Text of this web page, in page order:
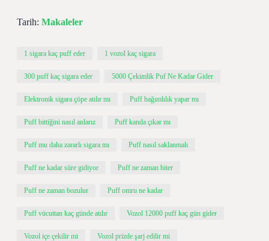
Tarih: Makaleler
1 sigara kaç puff eder 1 vozol kaç sigara
300 puff kaç sigara eder 5000 Çekimlik Puf Ne Kadar Gider
Elektronik sigara çöpe atılır mı Puff bağımlılık yapar mı
Puff bittiğini nasıl anlarız Puff kanda çıkar mı
Puff mu daha zararlı sigara mı Puff nasıl saklanmalı
Puff ne kadar süre gidiyor Puff ne zaman biter
Puff ne zaman bozulur Puff omru ne kadar
Puff vücuttan kaç günde atılır Vozol 12000 puff kaç gün gider
Vozol içe çekilir mi Vozol prizde şarj edilir mi